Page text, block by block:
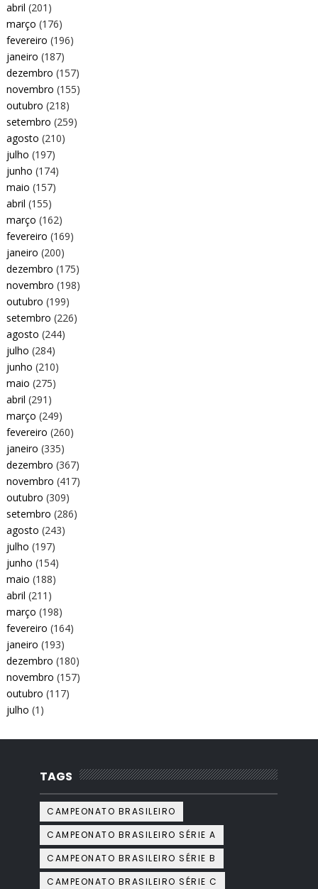
abril (201)
março (176)
fevereiro (196)
janeiro (187)
dezembro (157)
novembro (155)
outubro (218)
setembro (259)
agosto (210)
julho (197)
junho (174)
maio (157)
abril (155)
março (162)
fevereiro (169)
janeiro (200)
dezembro (175)
novembro (198)
outubro (199)
setembro (226)
agosto (244)
julho (284)
junho (210)
maio (275)
abril (291)
março (249)
fevereiro (260)
janeiro (335)
dezembro (367)
novembro (417)
outubro (309)
setembro (286)
agosto (243)
julho (197)
junho (154)
maio (188)
abril (211)
março (198)
fevereiro (164)
janeiro (193)
dezembro (180)
novembro (157)
outubro (117)
julho (1)
TAGS
CAMPEONATO BRASILEIRO
CAMPEONATO BRASILEIRO SÉRIE A
CAMPEONATO BRASILEIRO SÉRIE B
CAMPEONATO BRASILEIRO SÉRIE C